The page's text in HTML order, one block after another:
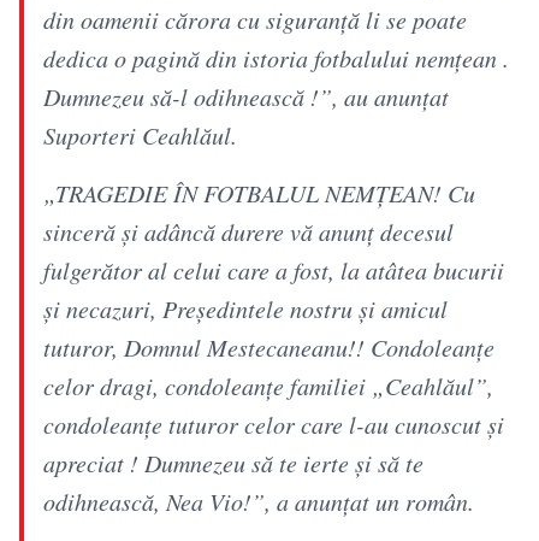
din oamenii cărora cu siguranță li se poate
dedica o pagină din istoria fotbalului nemțean .
Dumnezeu să-l odihnească !”, au anunțat
Suporteri Ceahlăul.
„TRAGEDIE ÎN FOTBALUL NEMȚEAN! Cu
sinceră și adâncă durere vă anunț decesul
fulgerător al celui care a fost, la atâtea bucurii
și necazuri, Președintele nostru și amicul
tuturor, Domnul Mestecaneanu!! Condoleanțe
celor dragi, condoleanțe familiei „Ceahlăul”,
condoleanțe tuturor celor care l-au cunoscut și
apreciat ! Dumnezeu să te ierte și să te
odihnească, Nea Vio!”, a anunțat un român.